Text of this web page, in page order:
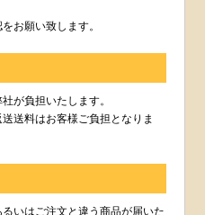
お願い致します。
が負担いたします。
送料はお客様ご負担となりま
いはご注文と違う商品が届いた